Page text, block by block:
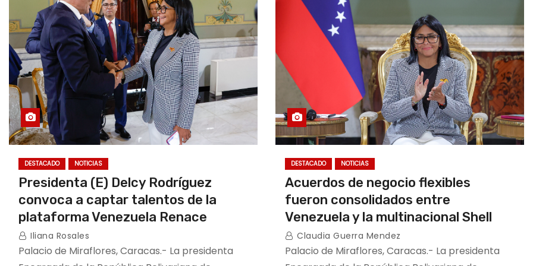
DESTACADO NOTICIAS
Presidenta (E) Delcy Rodríguez
convoca a captar talentos de la
plataforma Venezuela Renace
Iliana Rosales
Palacio de Miraflores, Caracas.- La presidenta
DESTACADO NOTICIAS
Acuerdos de negocio flexibles
fueron consolidados entre
Venezuela y la multinacional Shell
Claudia Guerra Mendez
Palacio de Miraflores, Caracas.- La presidenta